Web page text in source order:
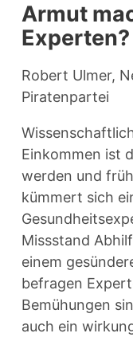
Armut
Experten?
Robert Ulmer,
Piratenpartei
Einkommen ist
werden und
kümmert sich
Missstand
einem
befragen
Bemühungen
auch ein